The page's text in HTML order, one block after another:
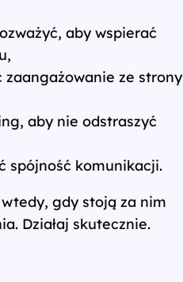
aby wspierać
ze strony
aby nie odstraszyć
spójność komunikacji.
gdy stoją za nim
Działaj skutecznie.